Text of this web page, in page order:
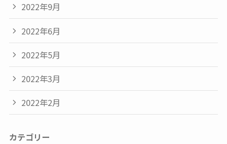
2022年9月
2022年6月
2022年5月
2022年3月
2022年2月
カテゴリー